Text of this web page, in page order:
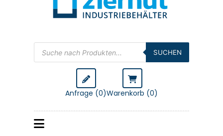
Products
search SUCHEN
Anfrage (0)Warenkorb (0)